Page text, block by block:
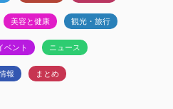
美容と健康 観光・旅行
ベント ニュース
報 まとめ